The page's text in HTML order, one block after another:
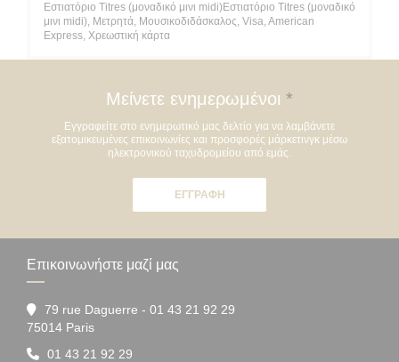
Εστιατόριο Titres (μοναδικό μινι midi)Εστιατόριο Titres (μοναδικό
μινι midi), Μετρητά, Μουσικοδιδάσκαλος, Visa, American
Express, Χρεωστική κάρτα
Μείνετε ενημερωμένοι *
Εγγραφείτε στο ενημερωτικό μας δελτίο για να λαμβάνετε
εξατομικευμένες επικοινωνίες και προσφορές μάρκετινγκ μέσω
ηλεκτρονικού ταχυδρομείου από εμάς.
ΕΓΓΡΑΦΉ
Επικοινωνήστε μαζί μας
79 rue Daguerre - 01 43 21 92 29
75014 Paris((ανοίγει σε νέο παράθυρο))
01 43 21 92 29